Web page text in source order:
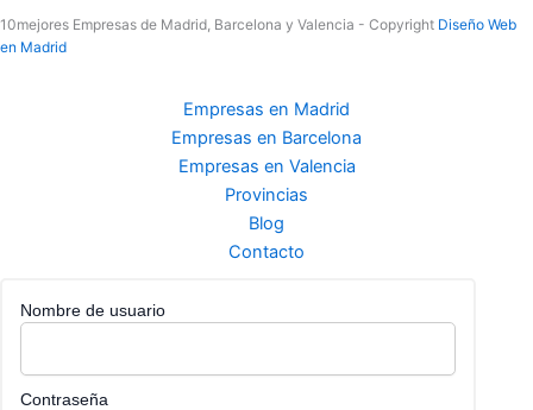
10mejores Empresas de Madrid, Barcelona y Valencia - Copyright Diseño Web
en Madrid
Empresas en Madrid
Empresas en Barcelona
Empresas en Valencia
Provincias
Blog
Contacto
Nombre de usuario
Contraseña